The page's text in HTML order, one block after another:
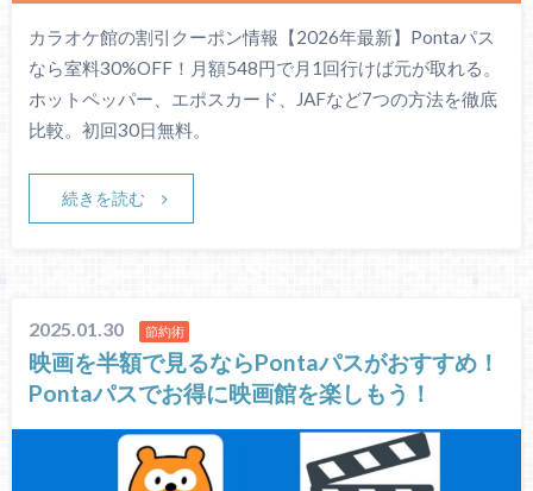
カラオケ館の割引クーポン情報【2026年最新】Pontaパス
なら室料30%OFF！月額548円で月1回行けば元が取れる。
ホットペッパー、エポスカード、JAFなど7つの方法を徹底
比較。初回30日無料。
続きを読む
2025.01.30 節約術
映画を半額で見るならPontaパスがおすすめ！
Pontaパスでお得に映画館を楽しもう！